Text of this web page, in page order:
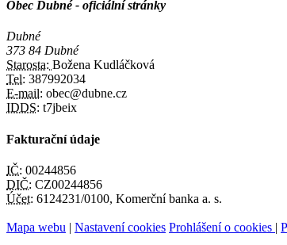
Obec Dubné - oficiální stránky
Dubné
373 84 Dubné
Starosta: Božena Kudláčková
Tel: 387992034
E-mail: obec@dubne.cz
IDDS: t7jbeix
Fakturační údaje
IČ: 00244856
DIČ: CZ00244856
Účet: 6124231/0100, Komerční banka a. s.
Mapa webu | Nastavení cookies Prohlášení o cookies |